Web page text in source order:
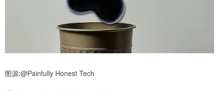
图源:@Painfully Honest Tech